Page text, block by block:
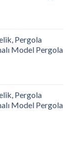
Pergola
Model Pergola
Pergola
Model Pergola